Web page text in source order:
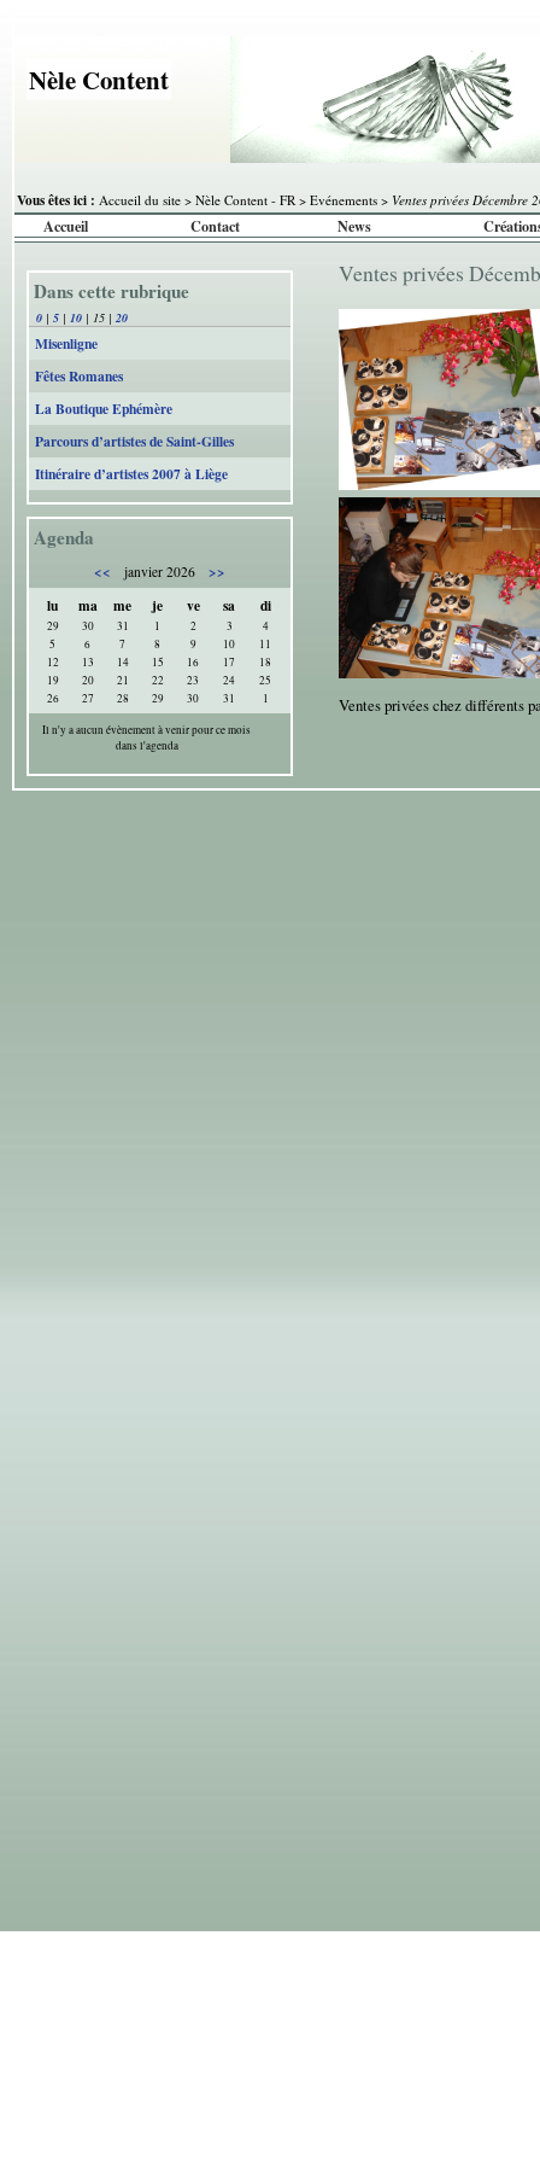
Nèle Content
Vous êtes ici : Accueil du site > Nèle Content - FR > Evénements > Ventes privées Décembre
Accueil Contact News
Dans cette rubrique
0 | 5 | 10 | 15 | 20
Misenligne
Fêtes Romanes
La Boutique Ephémère
Parcours d’artistes de Saint-Gilles
Itinéraire d’artistes 2007 à Liège
Agenda
<< janvier 2026
>>
lu
ma me je ve sa di
29 30 31 1 2 3
4
5
6 7 8 9 10
11
12
13 14 15 16 17
18
19
20 21 22 23 24
25
26
27 28 29 30 31
1
Il n'y a aucun évènement à venir pour ce mois
dans l'agenda
Ventes privées
Ventes privées chez différents